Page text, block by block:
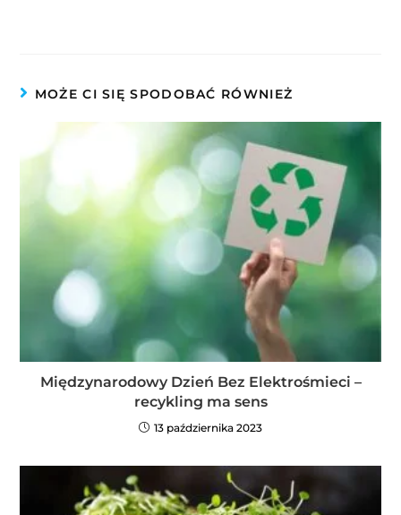
MOŻE CI SIĘ SPODOBAĆ RÓWNIEŻ
Międzynarodowy Dzień Bez Elektrośmieci –
recykling ma sens
13 października 2023